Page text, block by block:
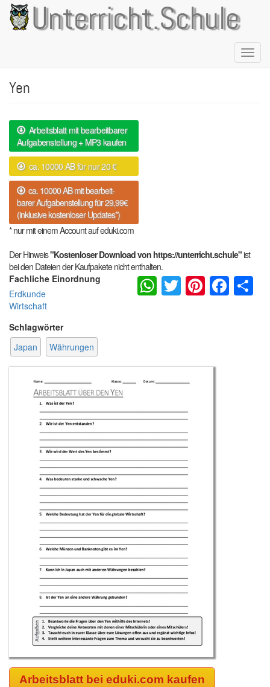
Direkt
zum
Inhalt
Unterricht.Schule
Yen
Arbeitsblatt mit bearbeitbarer
Aufgabenstellung + MP3 kaufen
ca. 10000 AB für nur 20 €
ca. 10000 AB mit bearbeit-
barer Aufgabenstellung für 29,99€
(inklusive kostenloser Updates*)
* nur mit einem Account auf eduki.com
Der Hinweis"Kostenloser Download von https://unterricht.schule"ist
bei den Dateien der Kaufpakete nicht enthalten.
Fachliche Einordnung
Erdkunde
Wirtschaft
Schlagwörter
Japan
Währungen
WhatsApp
Twitter
Arbeitsblatt bei eduki.com kaufen